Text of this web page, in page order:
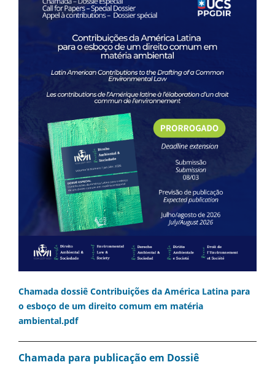
Chamada dossiê Contribuições da América Latina para
o esboço de um direito comum em matéria
ambiental.pdf
Chamada para publicação em Dossiê